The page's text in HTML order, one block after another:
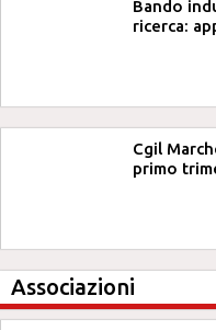
Bando
ricerca:
Cgil
primo
Associazioni